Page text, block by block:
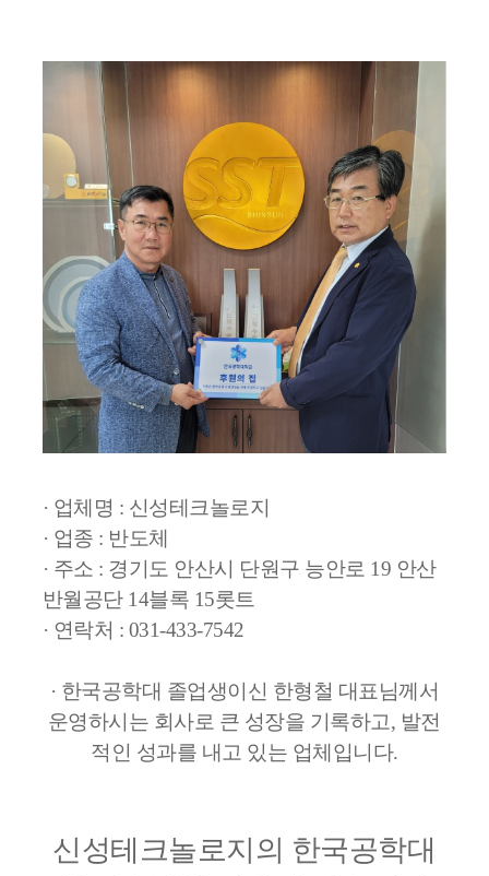
· 업체명 : 신성테크놀로지
· 업종 : 반도체
· 주소 : 경기도 안산시 단원구 능안로 19 안산
반월공단 14블록 15롯트
· 연락처 : 031-433-7542
· 한국공학대 졸업생이신 한형철 대표님께서
운영하시는 회사로 큰 성장을 기록하고, 발전
적인 성과를 내고 있는 업체입니다.
신성테크놀로지의 한국공학대